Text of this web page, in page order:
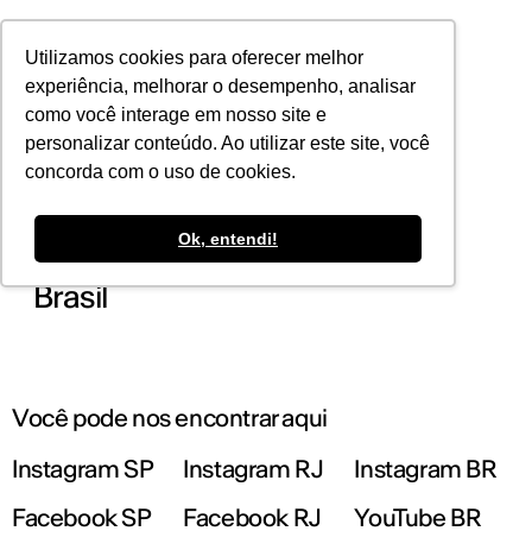
Utilizamos cookies para oferecer melhor
experiência, melhorar o desempenho, analisar
como você interage em nosso site e
personalizar conteúdo. Ao utilizar este site, você
concorda com o uso de cookies.
Ok, entendi!
POR
Cursos de Graduação no IED
Brasil
Você pode nos encontrar aqui
Instagram SP
Instagram RJ
Instagram BR
Facebook SP
Facebook RJ
YouTube BR